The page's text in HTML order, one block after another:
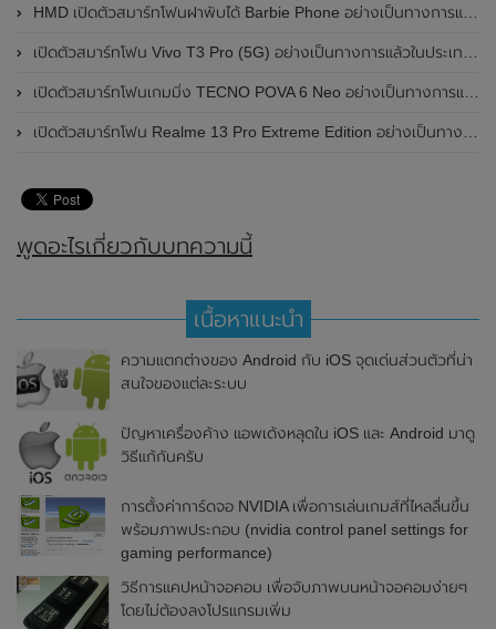
HMD เปิดตัวสมาร์ทโฟนฝาพับได้ Barbie Phone อย่างเป็นทางการแล้ว มาพร้อมธีมสีชมพูสดใส
เปิดตัวสมาร์ทโฟน Vivo T3 Pro (5G) อย่างเป็นทางการแล้วในประเทศอินเดีย
เปิดตัวสมาร์ทโฟนเกมมิ่ง TECNO POVA 6 Neo อย่างเป็นทางการแล้วในประเทศไทย ในราคา 8,499 บาท
เปิดตัวสมาร์ทโฟน Realme 13 Pro Extreme Edition อย่างเป็นทางการแล้วในประเทศจีน
พูดอะไรเกี่ยวกับบทความนี้
เนื้อหาแนะนำ
ความแตกต่างของ Android กับ iOS จุดเด่นส่วนตัวที่น่า
สนใจของแต่ละระบบ
ปัญหาเครื่องค้าง แอพเด้งหลุดใน iOS และ Android มาดู
วิธีแก้กันครับ
การตั้งค่าการ์ดจอ NVIDIA เพื่อการเล่นเกมส์ที่ไหลลื่นขึ้น
พร้อมภาพประกอบ (nvidia control panel settings for
gaming performance)
วิธีการแคปหน้าจอคอม เพื่อจับภาพบนหน้าจอคอมง่ายๆ
โดยไม่ต้องลงโปรแกรมเพิ่ม